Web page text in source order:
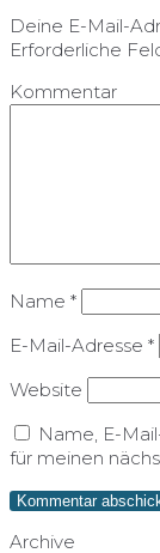
Deine E-Mail-
Erforderliche
Kommentar
Name *
E-Mail-Adresse *
Website
Name, E-
für meinen
Archive